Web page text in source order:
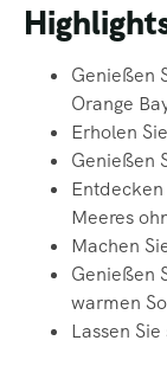
Genießen
Orange
Erholen
Genießen
Meeres
Machen
Genießen
warmen
Lassen